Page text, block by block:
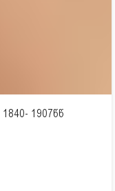
1907წწ